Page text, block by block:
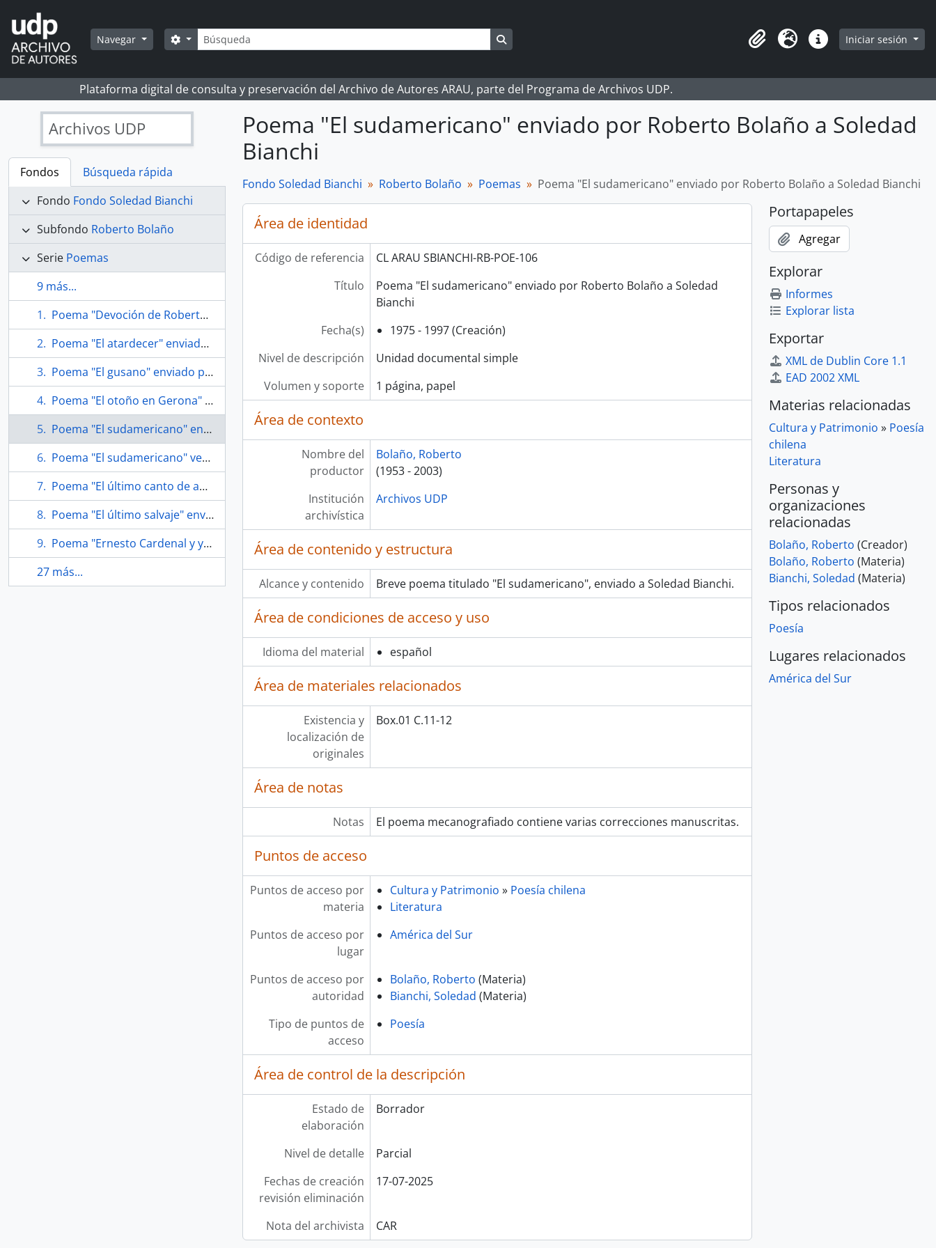
Skip to main content
Navegar Búsqueda
Search options
Portapapeles
Idioma Enlaces rápidos
Iniciar sesión
Plataforma digital de consulta y preservación del Archivo de Autores ARAU, parte del Programa de Archivos UDP.
Archivos UDP
Fondos
Búsqueda rápida
Fondo Fondo Soledad Bianchi
Subfondo Roberto Bolaño
Serie Poemas
9 más...
Poema "Devoción de Roberto Bolaño" enviado por Roberto Bolaño a Soledad Bianchi
Poema "El atardecer" enviado por Roberto Bolaño a Soledad Bianchi
Poema "El gusano" enviado por Roberto Bolaño a Soledad Bianchi
Poema "El otoño en Gerona" enviado por Roberto Bolaño a Soledad Bianchi
Poema "El sudamericano" enviado por Roberto Bolaño a Soledad Bianchi
Poema "El sudamericano" versión corregida enviado por Roberto Bolaño a Soledad Bianchi
Poema "El último canto de amor de Pedro J. Lastarria, alias 'El chorito'"
Poema "El último salvaje" enviado por Roberto Bolaño a Soledad Bianchi
Poema "Ernesto Cardenal y yo" enviado por Roberto Bolaño a Soledad Bianchi
27 más...
Poema "El sudamericano" enviado por Roberto Bolaño a Soledad
Bianchi
Fondo Soledad Bianchi Roberto Bolaño Poemas Poema "El sudamericano" enviado por Roberto Bolaño a Soledad Bianchi
Área de identidad
Código de referencia
CL ARAU SBIANCHI-RB-POE-106
Título
Poema "El sudamericano" enviado por Roberto Bolaño a Soledad
Bianchi
Fecha(s)
1975 - 1997 (Creación)
Nivel de descripción
Unidad documental simple
Volumen y soporte
1 página, papel
Área de contexto
Nombre del
productor
Bolaño, Roberto
(1953 - 2003)
Institución
archivística
Archivos UDP
Área de contenido y estructura
Alcance y contenido Breve poema titulado "El sudamericano", enviado a Soledad Bianchi.
Área de condiciones de acceso y uso
Idioma del material español
Área de materiales relacionados
Existencia y
localización de
originales
Box.01 C.11-12
Área de notas
Notas El poema mecanografiado contiene varias correcciones manuscritas.
Puntos de acceso
Puntos de acceso por
materia
Cultura y Patrimonio » Poesía chilena
Literatura
Puntos de acceso por
lugar
América del Sur
Puntos de acceso por
autoridad
Bolaño, Roberto (Materia)
Bianchi, Soledad (Materia)
Tipo de puntos de
acceso
Poesía
Área de control de la descripción
Estado de
elaboración
Borrador
Nivel de detalle
Parcial
Fechas de creación
revisión eliminación
17-07-2025
Nota del archivista CAR
Portapapeles
Agregar
Explorar
Informes
Explorar lista
Exportar
XML de Dublin Core 1.1
EAD 2002 XML
Materias relacionadas
Cultura y Patrimonio » Poesía
chilena
Literatura
Personas y
organizaciones
relacionadas
Bolaño, Roberto (Creador)
Bolaño, Roberto (Materia)
Bianchi, Soledad (Materia)
Tipos relacionados
Poesía
Lugares relacionados
América del Sur